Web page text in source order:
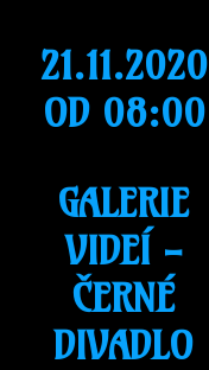
21.11.2020
OD 08:00
GALERIE
VIDEÍ -
ČERNÉ
DIVADLO